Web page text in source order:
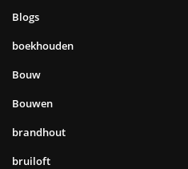
Blogs
boekhouden
Bouw
Bouwen
brandhout
bruiloft